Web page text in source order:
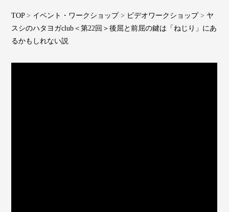
yoggy store
TOP> イベント・ワークショップ> ビデオワークショップ> ヤ
スシのハタヨガclub＜第22回＞後屈と前屈の鍵は「ねじり」にあ
るかもしれない説